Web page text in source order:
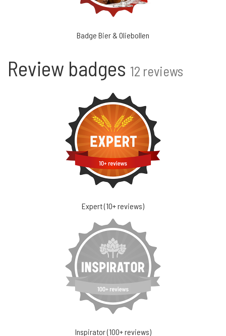
Badge Bier & Oliebollen
Review badges 12 reviews
Expert (10+ reviews)
Inspirator (100+ reviews)